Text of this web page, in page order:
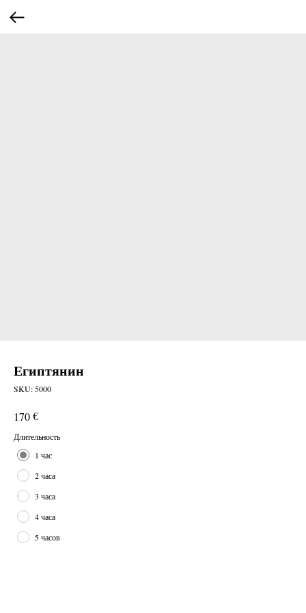
Египтянин
SKU: 5000
170€
Длительность
1 час
2 часа
3 часа
4 часа
5 часов